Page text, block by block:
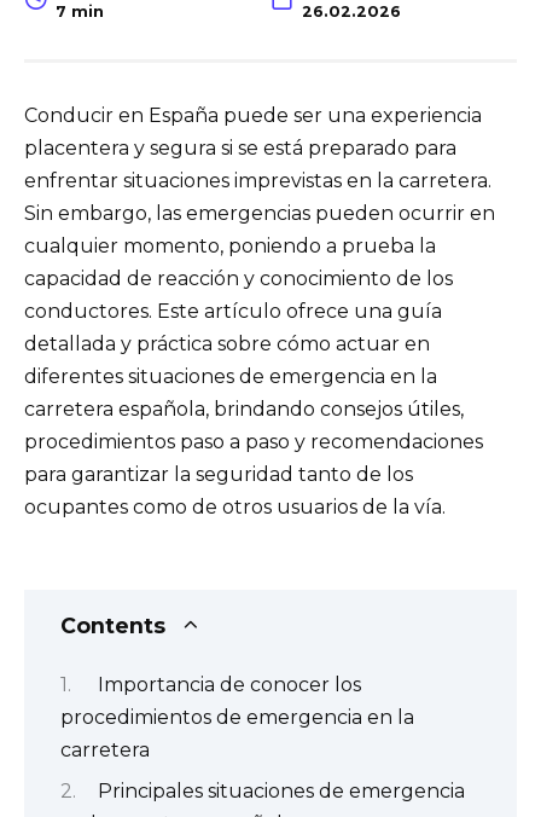
7 min 26.02.2026
Conducir en España puede ser una experiencia
placentera y segura si se está preparado para
enfrentar situaciones imprevistas en la carretera.
Sin embargo, las emergencias pueden ocurrir en
cualquier momento, poniendo a prueba la
capacidad de reacción y conocimiento de los
conductores. Este artículo ofrece una guía
detallada y práctica sobre cómo actuar en
diferentes situaciones de emergencia en la
carretera española, brindando consejos útiles,
procedimientos paso a paso y recomendaciones
para garantizar la seguridad tanto de los
ocupantes como de otros usuarios de la vía.
Contents
Importancia de conocer los
procedimientos de emergencia en la
carretera
Principales situaciones de emergencia